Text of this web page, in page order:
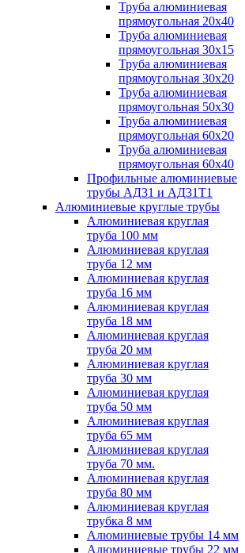
Труба алюминиевая
прямоугольная 20х40
Труба алюминиевая
прямоугольная 30x15
Труба алюминиевая
прямоугольная 30х20
Труба алюминиевая
прямоугольная 50х30
Труба алюминиевая
прямоугольная 60x20
Труба алюминиевая
прямоугольная 60х40
Профильные алюминиевые
трубы АД31 и АД31Т1
Алюминиевые круглые трубы
Алюминиевая круглая
труба 100 мм
Алюминиевая круглая
труба 12 мм
Алюминиевая круглая
труба 16 мм
Алюминиевая круглая
труба 18 мм
Алюминиевая круглая
труба 20 мм
Алюминиевая круглая
труба 30 мм
Алюминиевая круглая
труба 50 мм
Алюминиевая круглая
труба 65 мм
Алюминиевая круглая
труба 70 мм.
Алюминиевая круглая
труба 80 мм
Алюминиевая круглая
трубка 8 мм
Алюминиевые трубы 14 мм
Алюминиевые трубы 22 мм